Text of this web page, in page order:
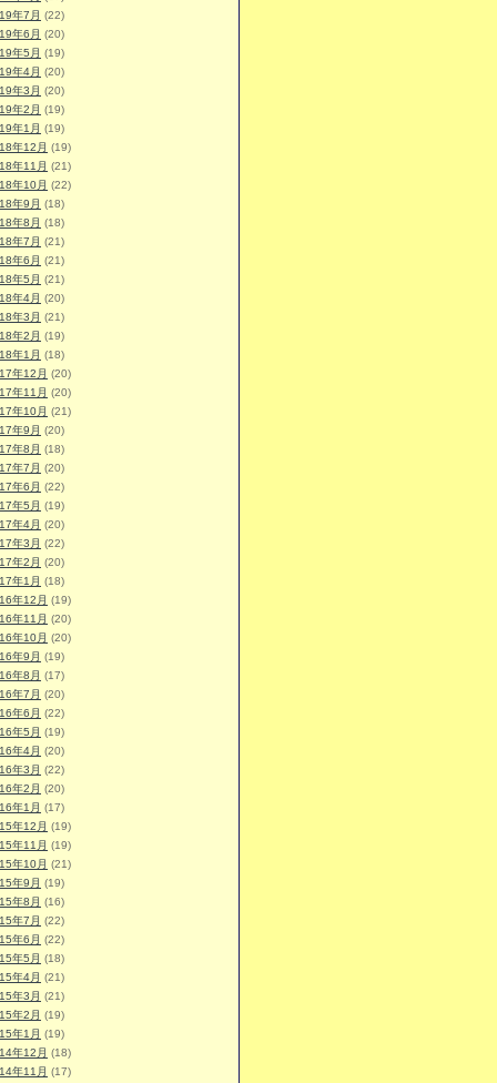
年7月 (22)
年6月 (20)
年5月 (19)
年4月 (20)
年3月 (20)
年2月 (19)
年1月 (19)
年12月 (19)
年11月 (21)
年10月 (22)
年9月 (18)
年8月 (18)
年7月 (21)
年6月 (21)
年5月 (21)
年4月 (20)
年3月 (21)
年2月 (19)
年1月 (18)
年12月 (20)
年11月 (20)
年10月 (21)
年9月 (20)
年8月 (18)
年7月 (20)
年6月 (22)
年5月 (19)
年4月 (20)
年3月 (22)
年2月 (20)
年1月 (18)
年12月 (19)
年11月 (20)
年10月 (20)
年9月 (19)
年8月 (17)
年7月 (20)
年6月 (22)
年5月 (19)
年4月 (20)
年3月 (22)
年2月 (20)
年1月 (17)
年12月 (19)
年11月 (19)
年10月 (21)
年9月 (19)
年8月 (16)
年7月 (22)
年6月 (22)
年5月 (18)
年4月 (21)
年3月 (21)
年2月 (19)
年1月 (19)
年12月 (18)
年11月 (17)